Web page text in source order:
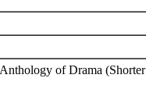
of Drama (Shorter